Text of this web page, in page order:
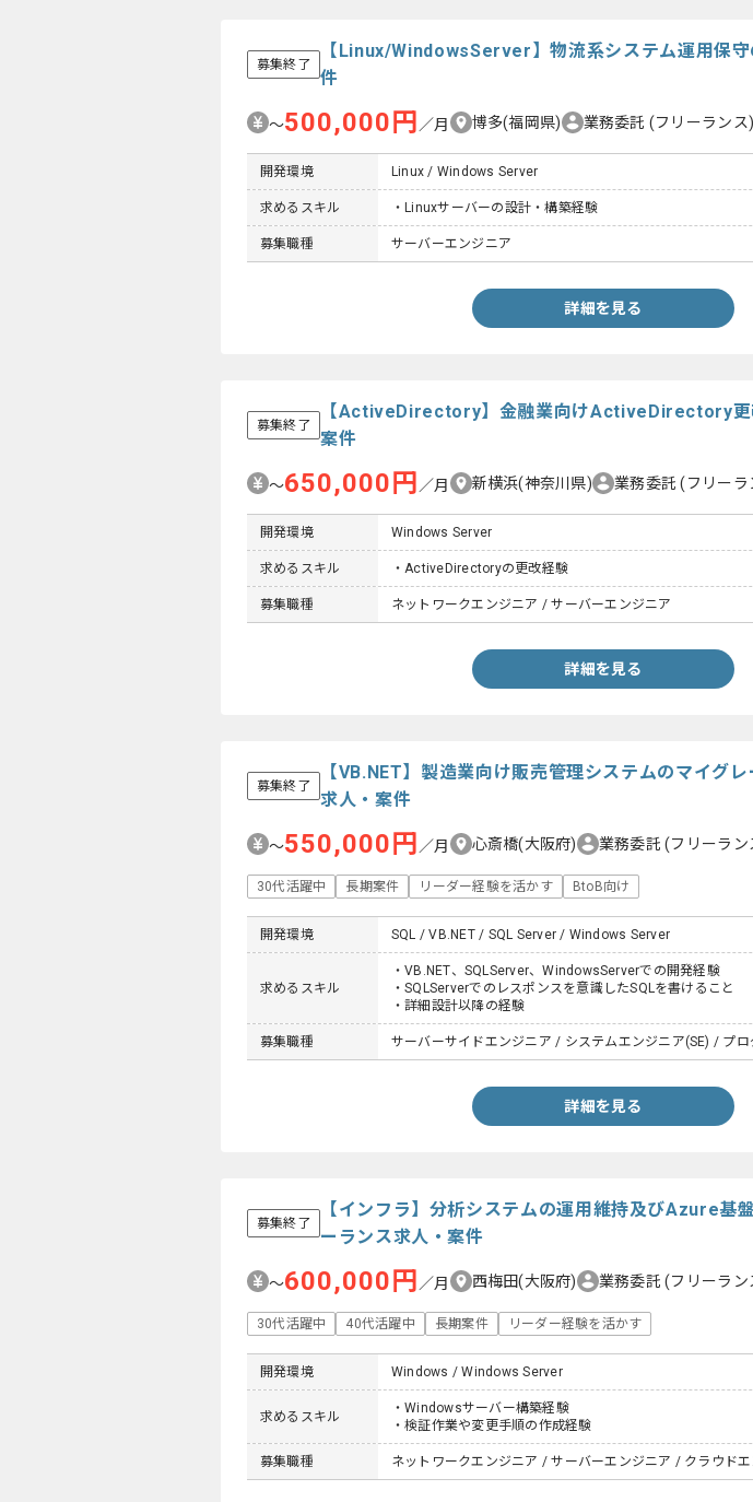
募集終了
【Linux/WindowsServer】物流系システム運用保守
件
〜500,000円 ／月 博多(福岡県) 業務委託 (フリーランス)
開発環境 Linux / Windows Server
求めるスキル ・Linuxサーバーの設計・構築経験
募集職種 サーバーエンジニア
詳細を見る
募集終了
【ActiveDirectory】金融業向けActiveDirectory更
案件
〜650,000円 ／月 新横浜(神奈川県) 業務委託(フリーラ
開発環境 Windows Server
求めるスキル ・ActiveDirectoryの更改経験
募集職種 ネットワークエンジニア / サーバーエンジニア
詳細を見る
募集終了
【VB.NET】製造業向け販売管理システムのマイグ
求人・案件
〜550,000円 ／月 心斎橋(大阪府) 業務委託(フリーラン
30代活躍中 長期案件 リーダー経験を活かす BtoB向け
開発環境 SQL / VB.NET / SQL Server / Windows Server
求めるスキル
・VB.NET、SQLServer、WindowsServerでの開発経験
・SQLServerでのレスポンスを意識したSQLを書けること
・詳細設計以降の経験
募集職種 サーバーサイドエンジニア / システムエンジニア(SE) / プロ
詳細を見る
募集終了
【インフラ】分析システムの運用維持及びAzure基
ーランス求人・案件
〜600,000円 ／月 西梅田(大阪府) 業務委託(フリーラン
30代活躍中 40代活躍中 長期案件 リーダー経験を活かす
開発環境 Windows / Windows Server
求めるスキル
・Windowsサーバー構築経験
・検証作業や変更手順の作成経験
募集職種 ネットワークエンジニア / サーバーエンジニア / クラウドエ